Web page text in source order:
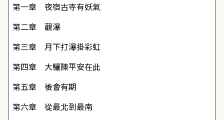
第一章 夜宿古寺有妖氣
第二章 觀瀑
第三章 月下打瀑掛彩虹
第四章 大驪陳平安在此
第五章 後會有期
第六章 從最北到最南